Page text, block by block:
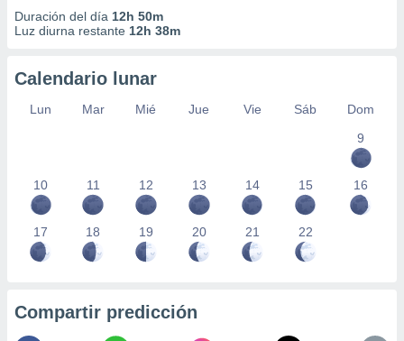
Duración del día 12h 50m
Luz diurna restante 12h 38m
Calendario lunar
Lun Mar Mié Jue Vie Sáb
Dom
9
10 11 12 13 14 15 16
17 18 19 20 21 22
Compartir predicción